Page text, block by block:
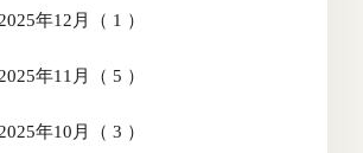
年12月（ 1 ）
年11月（ 5 ）
年10月（ 3 ）